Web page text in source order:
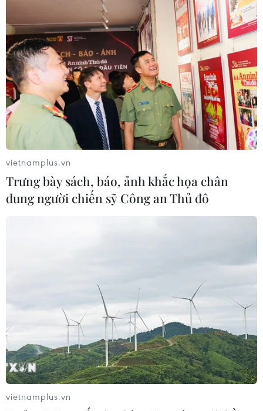
vietnamplus.vn
Trưng bày sách, báo, ảnh khắc họa chân
dung người chiến sỹ Công an Thủ đô
vietnamplus.vn